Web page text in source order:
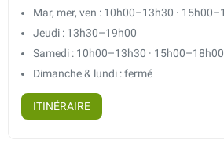
Mar, mer, ven : 10h00–13h30 ·
Jeudi : 13h30–19h00
Samedi : 10h00–13h30 · 15h00–18h00
Dimanche & lundi : fermé
ITINÉRAIRE